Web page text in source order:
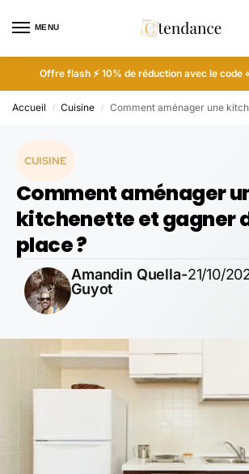
MENU
Offre flash ⚡ 10% de réduction avec le code
Accueil / Cuisine / Comment aménager une
CUISINE
Comment aménager
kitchenette et gagner
place ?
Amandin Quella-
Guyot
21/10/